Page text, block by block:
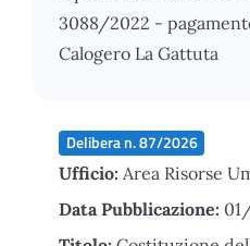
3088/2022 -
Calogero La Gattuta
Delibera n. 87/2026
Ufficio: Area Risorse
Data Pubblicazione: